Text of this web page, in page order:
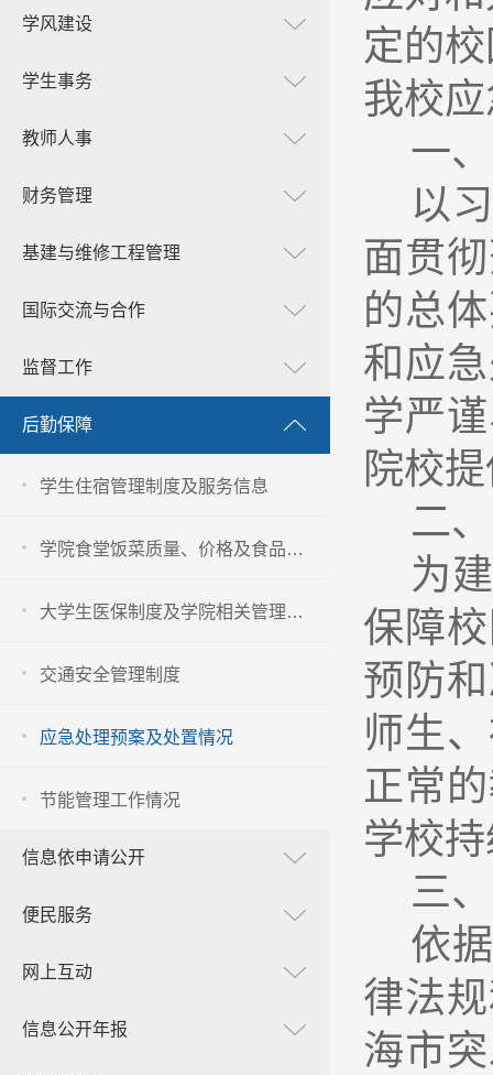
学风建设
学生事务
教师人事
财务管理
基建与维修工程管理
国际交流与合作
监督工作
后勤保障
学生住宿管理制度及服务信息
学院食堂饭菜质量、价格及食品卫生安全管理信息
大学生医保制度及学院相关管理办法
交通安全管理制度
应急处理预案及处置情况
节能管理工作情况
信息依申请公开
便民服务
网上互动
信息公开年报
定的
我校
一
以
面贯
的总
和应
学严
院校
二
为
保障
预防
师生
正常
学校
三
依
律法
海市